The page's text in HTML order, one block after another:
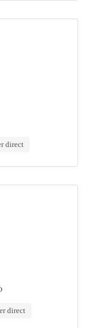
direct
direct